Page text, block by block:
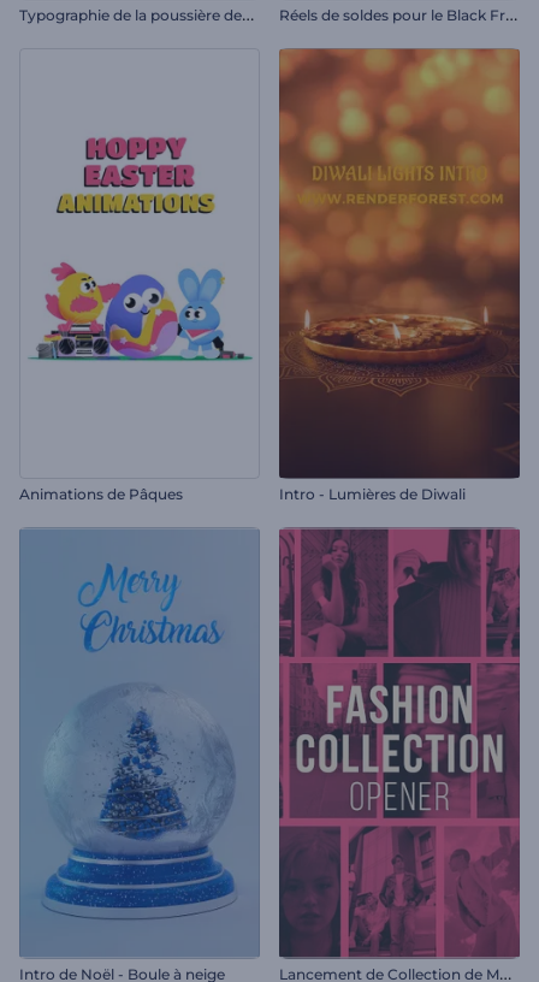
T
ypographie de la poussière des étoiles de néon R
éels de soldes pour le Black Friday
Animations de Pâques Intro - Lumières de Diwali
Intro de Noël - Boule à neige L
ancement de Collection de Mode